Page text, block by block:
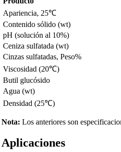
Apariencia, 25℃
Contenido sólido (wt)
pH (solución al 10%)
Ceniza sulfatada (wt)
Cinzas sulfatadas, Peso%
Viscosidad (20℃)
Butil glucósido
Agua (wt)
Densidad (25℃)
Nota: Los anteriores son
Aplicaciones